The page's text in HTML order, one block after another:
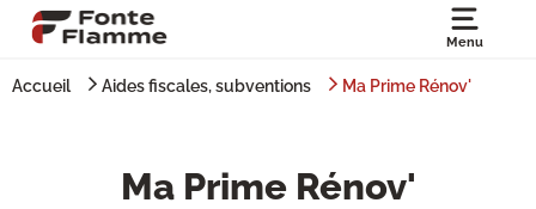
Menu
Accueil Aides fiscales, subventions Ma Prime Rénov'
Ma Prime Rénov'